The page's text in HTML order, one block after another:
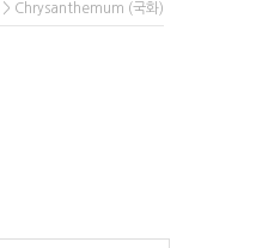
> Chrysanthemum (국화)